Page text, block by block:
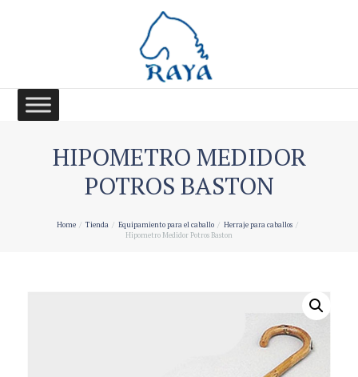
HIPOMETRO MEDIDOR
POTROS BASTON
Home Tienda Equipamiento para el caballo
Herraje para caballos
Hipometro Medidor Potros Baston